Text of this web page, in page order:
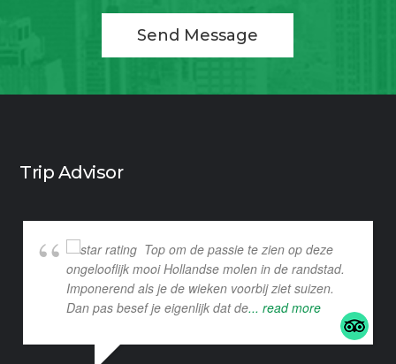
Send Message
Trip Advisor
Top om de passie te zien op deze
ongelooflijk mooi Hollandse molen in de randstad.
Imponerend als je de wieken voorbij ziet suizen.
Dan pas besef je eigenlijk dat de... read more